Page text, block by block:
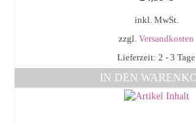
inkl. MwSt.
zzgl. Versandkosten
Lieferzeit: 2 - 3 Tage
IN DEN